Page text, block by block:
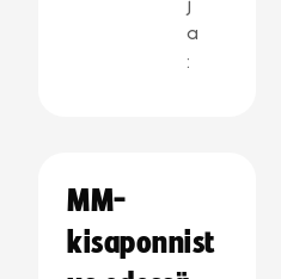
a
:
MM-
kisaponnist